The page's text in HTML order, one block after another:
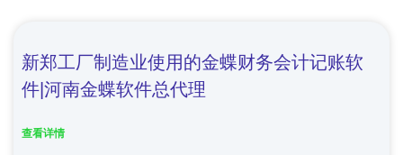
新郑工厂制造业使用的金蝶财务会计记账软
件|河南金蝶软件总代理
查看详情